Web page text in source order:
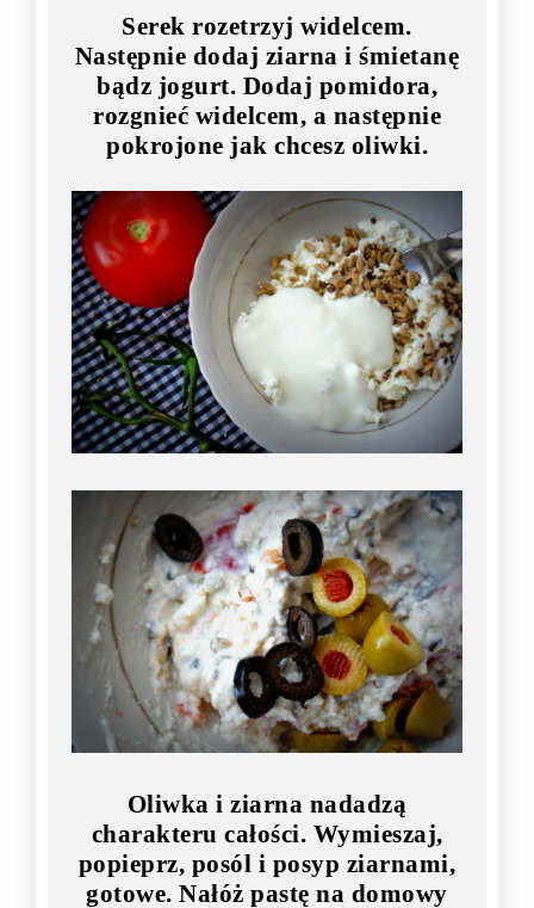
Serek rozetrzyj widelcem.
Następnie dodaj ziarna i śmietanę
bądz jogurt. Dodaj pomidora,
rozgnieć widelcem, a następnie
pokrojone jak chcesz oliwki.
Oliwka i ziarna nadadzą
charakteru całości. Wymieszaj,
popieprz, posól i posyp ziarnami,
gotowe. Nałóż pastę na domowy